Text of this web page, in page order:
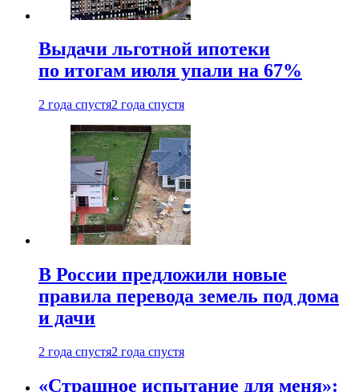
Выдачи льготной ипотеки
по итогам июля упали на 67%
2 года спустя2 года спустя
В России предложили новые
правила перевода земель под дома
и дачи
2 года спустя2 года спустя
«Страшное испытание для меня»: